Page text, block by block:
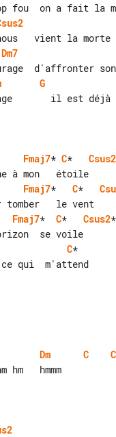
Dm7
G
il est déjà
Fmaj7* C* Csus2
Fmaj7* C*
Fmaj7* C* Csus2
C*
qui  m'attend
Dm C
hm   hmmm